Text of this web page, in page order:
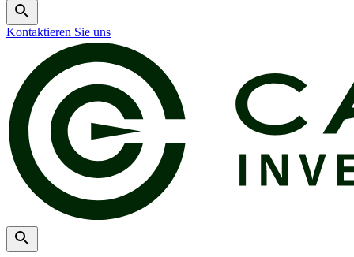
Kontaktieren Sie uns